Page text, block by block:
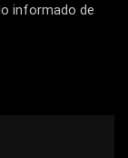
informado de